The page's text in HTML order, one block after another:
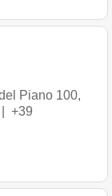
Piano 100,
+39